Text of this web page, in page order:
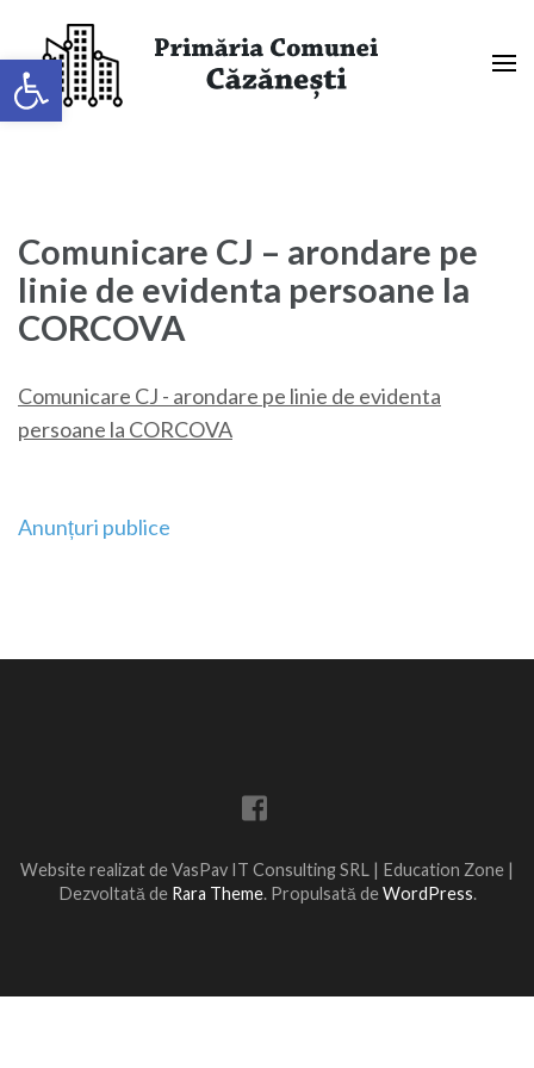
Deschide bara de unelte
conținut
(apasă
Primaria Comunei Căzănești,
Comunicare CJ – arondare pe
linie de evidenta persoane la
CORCOVA
Comunicare CJ - arondare pe linie de evidenta
persoane la CORCOVA
Navigare
Anunțuri publice
Website realizat de VasPav IT Consulting SRL | Education Zone |
Dezvoltată de Rara Theme. Propulsată deWordPress.